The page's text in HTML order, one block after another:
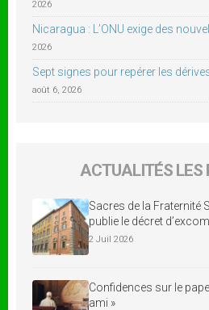
2026
Nicaragua : L’ONU exige des
2026
Sept signes pour repérer les
août 6, 2026
ACTUALITÉS LES
Sacres de la Fraternité
publie le décret
2 Juil 2026
Confidences sur le
ami »